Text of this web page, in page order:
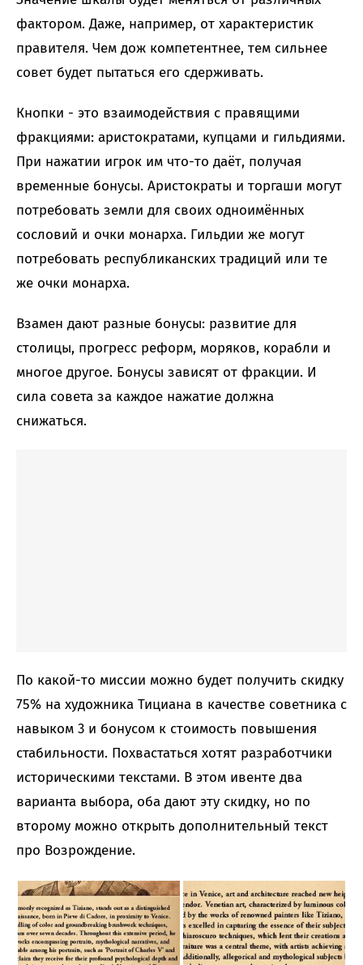
фактором. Даже, например, от характеристик
правителя. Чем дож компетентнее, тем сильнее
совет будет пытаться его сдерживать.
Кнопки - это взаимодействия с правящими
фракциями: аристократами, купцами и гильдиями.
При нажатии игрок им что-то даёт, получая
временные бонусы. Аристократы и торгаши могут
потребовать земли для своих одноимённых
сословий и очки монарха. Гильдии же могут
потребовать республиканских традиций или те
же очки монарха.
Взамен дают разные бонусы: развитие для
столицы, прогресс реформ, моряков, корабли и
многое другое. Бонусы зависят от фракции. И
сила совета за каждое нажатие должна
снижаться.
По какой-то миссии можно будет получить скидку
75% на художника Тициана в качестве советника с
навыком 3 и бонусом к стоимость повышения
стабильности. Похвастаться хотят разработчики
историческими текстами. В этом ивенте два
варианта выбора, оба дают эту скидку, но по
второму можно открыть дополнительный текст
про Возрождение.